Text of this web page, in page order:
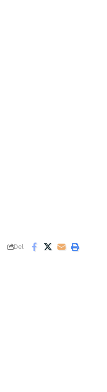
Del